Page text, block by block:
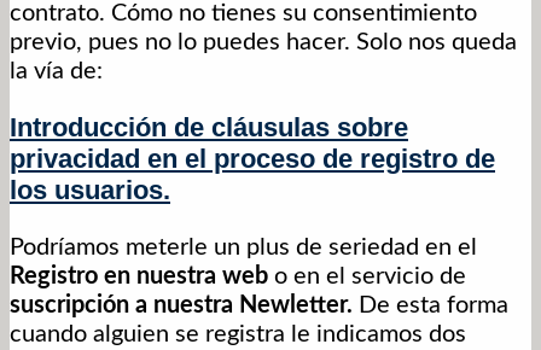
contrato. Cómo no tienes su consentimiento
previo, pues no lo puedes hacer. Solo nos queda
la vía de:
Introducción de cláusulas sobre
privacidad en el proceso de registro de
los usuarios.
Podríamos meterle un plus de seriedad en el
Registro en nuestra web o en el servicio de
suscripción a nuestra Newletter. De esta forma
cuando alguien se registra le indicamos dos